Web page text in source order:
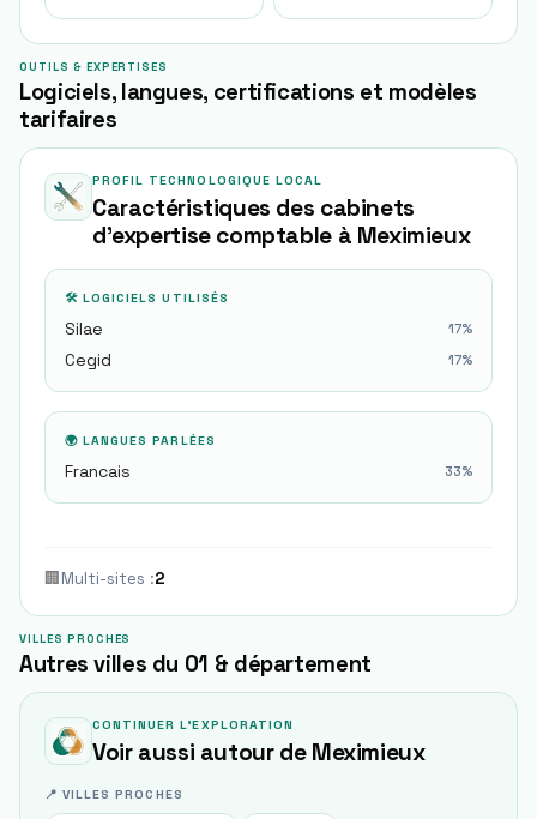
OUTILS & EXPERTISES
Logiciels, langues, certifications et modèles
tarifaires
PROFIL TECHNOLOGIQUE LOCAL
Caractéristiques des cabinets
d'expertise comptable à Meximieux
🛠 LOGICIELS UTILISÉS
Silae 17%
Cegid 17%
🌍 LANGUES PARLÉES
Francais 33%
🏢 Multi-sites :2
VILLES PROCHES
Autres villes du 01 & département
CONTINUER L'EXPLORATION
Voir aussi autour de Meximieux
📍 VILLES PROCHES